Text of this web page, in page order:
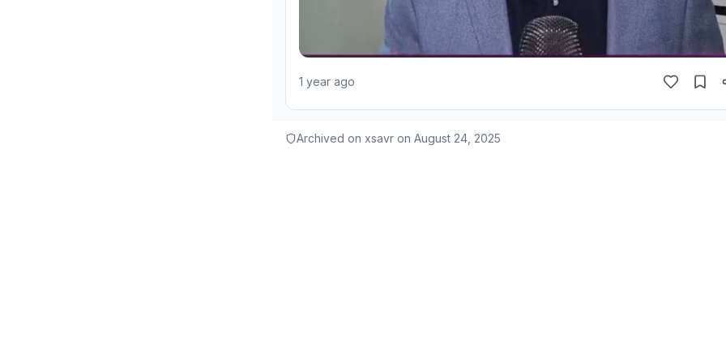
1 year ago
Archived on xsavr on August 24, 2025